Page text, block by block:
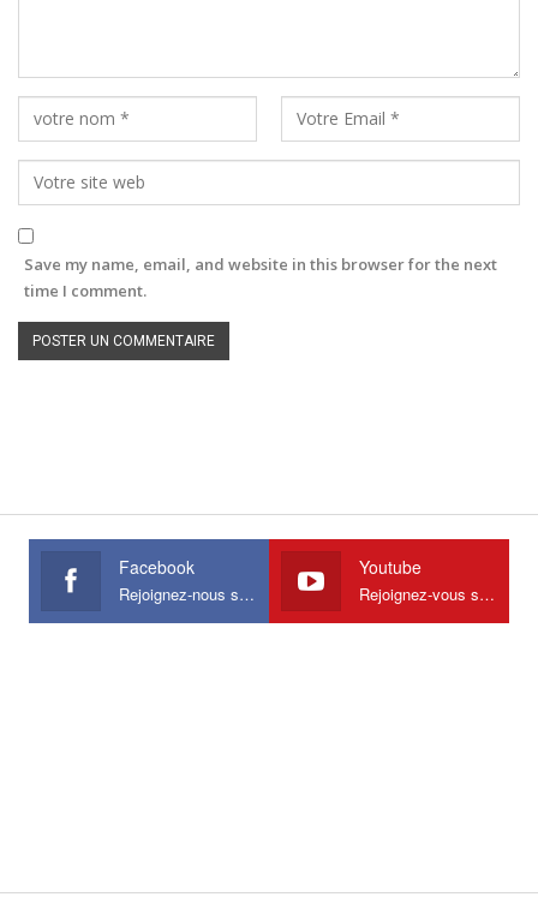
Save my name, email, and website in this browser for the next
time I comment.
Facebook
Rejoignez-nous sur Facebook
Youtube
Rejoignez-vous sur Youtube